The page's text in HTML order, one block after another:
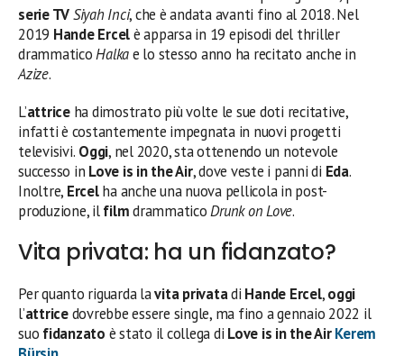
serie TVSiyah Inci, che è andata avanti fino al 2018. Nel
2019 Hande Ercelè apparsa in 19 episodi del thriller
drammaticoHalkae lo stesso anno ha recitato anche in
Azize.
L’attriceha dimostrato più volte le sue doti recitative,
infatti è costantemente impegnata in nuovi progetti
televisivi. Oggi, nel 2020, sta ottenendo un notevole
successo in Love is in the Air, dove veste i panni di Eda.
Inoltre, Ercelha anche una nuova pellicola in post-
produzione, ilfilmdrammaticoDrunk on Love.
Vita privata: ha un fidanzato?
Per quanto riguarda lavita privatadi Hande Ercel,oggi
l’attricedovrebbe essere single, ma fino a gennaio 2022 il
suo fidanzato è stato il collega di Love is in the AirKerem